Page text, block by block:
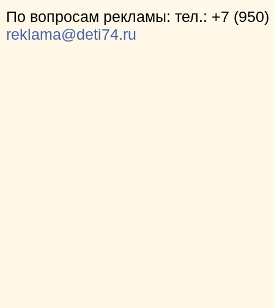
По вопросам рекламы: тел.: +7 (950)
reklama@deti74.ru